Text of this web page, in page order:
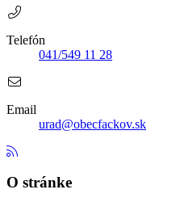
Telefón
041/549 11 28
Email
urad@obecfackov.sk
O stránke